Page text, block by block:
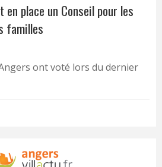
en place un Conseil pour les
familles
ont voté lors du dernier